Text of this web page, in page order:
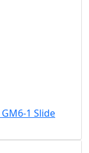
1 Slide